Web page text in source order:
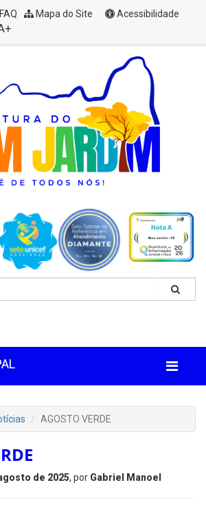
FAQ Mapa do Site
Acessibilidade
AGOSTO VERDE
de 2025, por Gabriel Manoel